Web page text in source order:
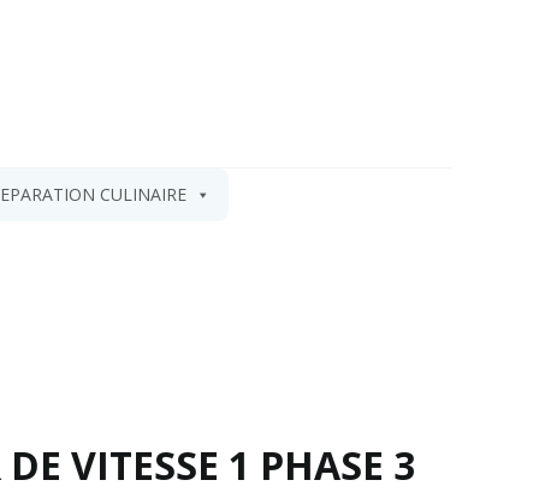
CULINAIRE
VITESSE 1 PHASE 3